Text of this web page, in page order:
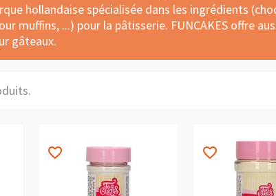
hollandaise spécialisée dans les ingrédients
muffins, ...) pour la pâtisserie. FUNCAKES offre
gâteaux.
favorite_border favorite_border